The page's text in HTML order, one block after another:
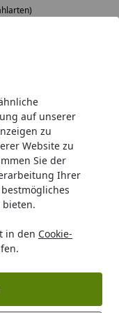
auf unserer
zu
Website zu
Sie der
Ihrer
in den Cookie-
& Pool-
468,99€)
Metall